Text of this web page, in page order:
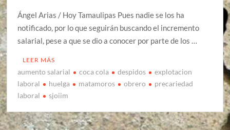
Ángel Arias / Hoy Tamaulipas Pues nadie se los ha
notificado, por lo que seguirán buscando el incremento
salarial, pese a que se dio a conocer por parte de los …
LEER MÁS
aumento salarial coca cola despidos
explotacion
laboral
huelga matamoros obrero
precariedad
laboral
sjoiim